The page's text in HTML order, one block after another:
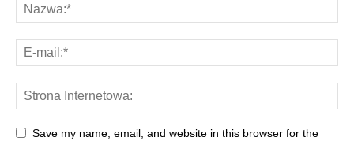
Save my name, email, and website in this browser for the